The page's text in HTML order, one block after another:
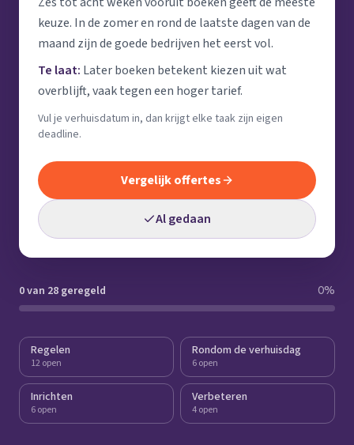
keuze. In de zomer en rond de laatste dagen van de
maand zijn de goede bedrijven het eerst vol.
Te laat: Later boeken betekent kiezen uit wat
overblijft, vaak tegen een hoger tarief.
Vul je verhuisdatum in, dan krijgt elke taak zijn eigen
deadline.
Vergelijk offertes
Al gedaan
0 van 28 geregeld 0%
Regelen
12 open
Rondom de verhuisdag
6 open
Inrichten
6 open
Verbeteren
4 open